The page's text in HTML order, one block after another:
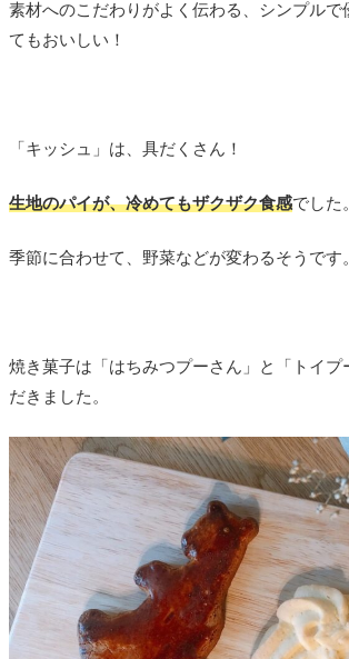
素材へのこだわりがよく伝わる、シンプルで
てもおいしい！
「キッシュ」は、具だくさん！
生地のパイが、冷めてもザクザク食感でした。
季節に合わせて、野菜などが変わるそうです。
焼き菓子は「はちみつプーさん」と「トイプ
だきました。